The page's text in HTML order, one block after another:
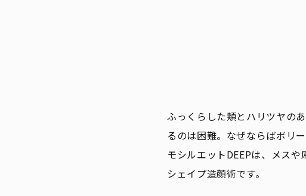
ふっくらした頬とハリツヤの
るのは困難。なぜならばボリ
モシルエットDEEPは、メス
シェイプ造顔術です。